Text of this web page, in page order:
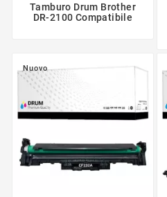
Tamburo Drum Brother
DR-2100 Compatibile
Nuovo